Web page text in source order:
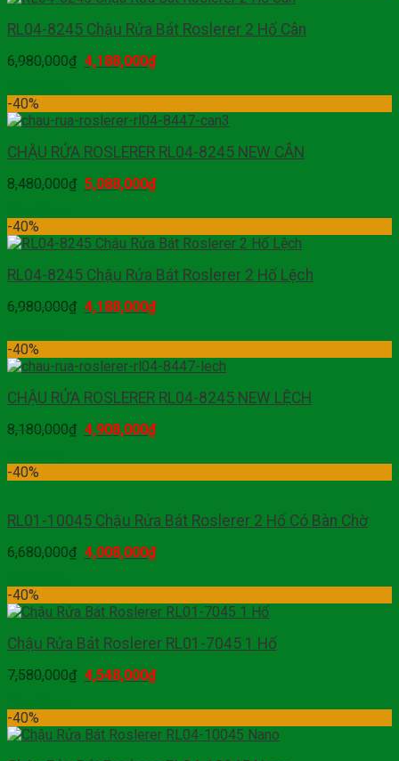
RL04-8245 Chậu Rửa Bát Roslerer 2 Hố Cân
6,980,000₫ 4,188,000₫
-40%
CHẬU RỬA ROSLERER RL04-8245 NEW CÂN
8,480,000₫ 5,088,000₫
-40%
RL04-8245 Chậu Rửa Bát Roslerer 2 Hố Lệch
6,980,000₫ 4,188,000₫
-40%
CHẬU RỬA ROSLERER RL04-8245 NEW LỆCH
8,180,000₫ 4,908,000₫
-40%
RL01-10045 Chậu Rửa Bát Roslerer 2 Hố Có Bàn Chờ
6,680,000₫ 4,008,000₫
-40%
Chậu Rửa Bát Roslerer RL01-7045 1 Hố
7,580,000₫ 4,548,000₫
-40%